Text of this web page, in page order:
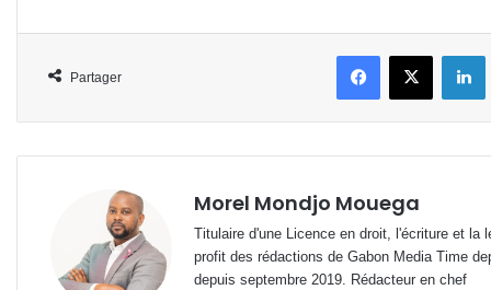
Partager
FacebookX
Morel Mondjo Mouega
Titulaire d'une Licence en droit, l'écriture et la
profit des rédactions de Gabon Media Time
depuis septembre 2019. Rédacteur en chef